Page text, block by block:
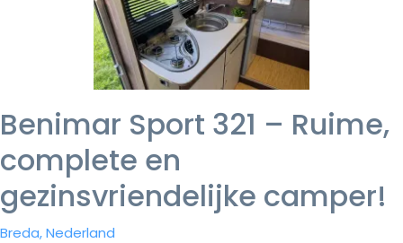
Benimar Sport 321 – Ruime,
complete en
gezinsvriendelijke camper!
Breda, Nederland